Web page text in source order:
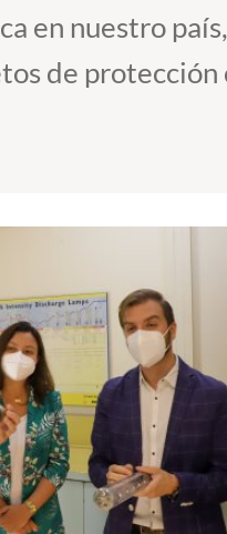
en nuestro
de